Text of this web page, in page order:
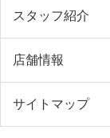
スタッフ紹介
店舗情報
サイトマップ